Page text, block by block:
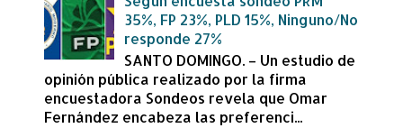
35%, FP 23%, PLD 15%, Ninguno/No
responde 27%
SANTO DOMINGO. – Un estudio de
opinión pública realizado por la firma
encuestadora Sondeos revela que Omar
Fernández encabeza las preferenci...